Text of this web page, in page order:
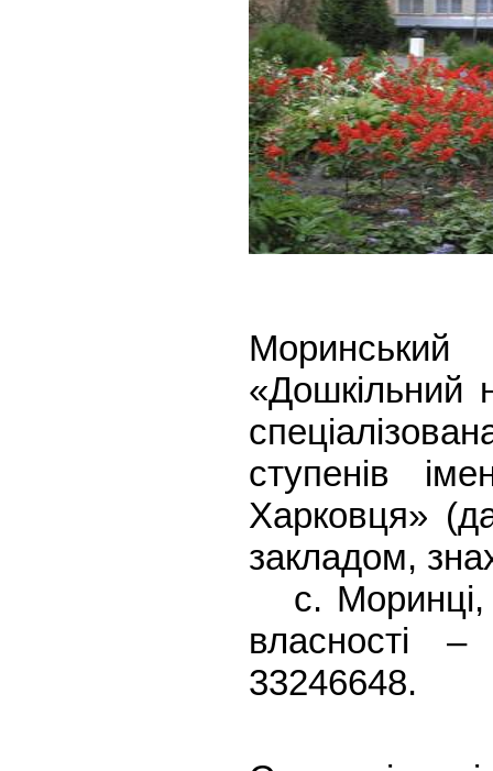
«Дошкільний
ступенів
Харковця»
закладом,
с. Моринці,
власності –
33246648.